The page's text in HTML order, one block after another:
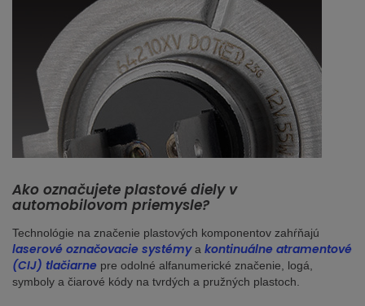
Ako označujete plastové diely v
automobilovom priemysle?
Technológie na značenie plastových komponentov zahŕňajú
laserové označovacie systémya kontinuálne atramentové
(CIJ) tlačiarne pre odolné alfanumerické značenie, logá,
symboly a čiarové kódy na tvrdých a pružných plastoch.